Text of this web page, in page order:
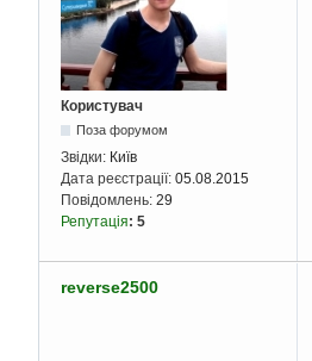
Користувач
Поза форумом
Звідки: Київ
Дата реєстрації: 05.08.2015
Повідомлень: 29
Репутація: 5
reverse2500